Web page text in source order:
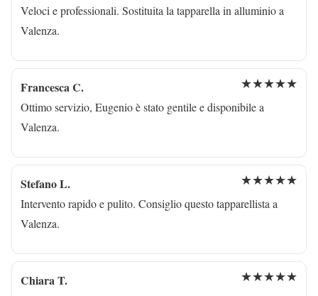
Veloci e professionali. Sostituita la tapparella in alluminio a
Valenza.
Francesca C. ★★★★★
Ottimo servizio, Eugenio è stato gentile e disponibile a
Valenza.
Stefano L. ★★★★★
Intervento rapido e pulito. Consiglio questo tapparellista a
Valenza.
Chiara T. ★★★★★